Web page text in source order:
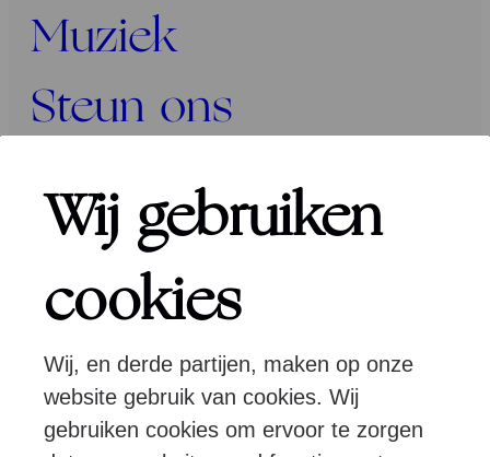
Wij gebruiken
cookies
Wij, en derde partijen, maken op onze
website gebruik van cookies. Wij
gebruiken cookies om ervoor te zorgen
Muziek
Steun ons
Programma’s
Over ons
Programmeurs Contact